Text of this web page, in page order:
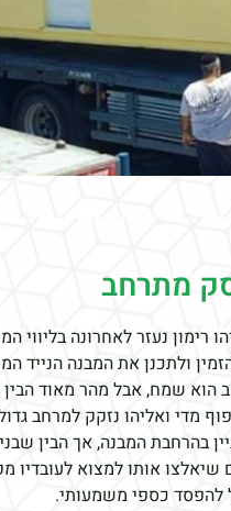
מתרחב
רימון נעזר לאחרונה
ולתכנן את המבנה
הוא שמח, אבל מהר מאוד
מדי ואליהו נזקק למרחב
בהרחבת המבנה, אך הבין
שיאלצו אותו למצוא לעובדיו
להפסד כספי משמעותי.